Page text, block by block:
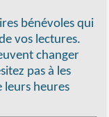
bénévoles qui
vos lectures.
changer
pas à les
leurs heures